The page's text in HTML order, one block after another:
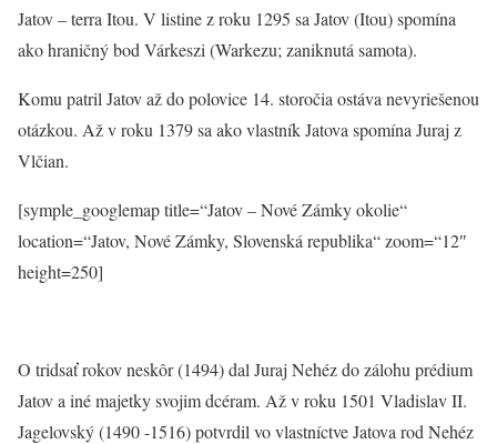
Jatov – terra Itou. V listine z roku 1295 sa Jatov (Itou) spomína
ako hraničný bod Várkeszi (Warkezu; zaniknutá samota).
Komu patril Jatov až do polovice 14. storočia ostáva nevyriešenou
otázkou. Až v roku 1379 sa ako vlastník Jatova spomína Juraj z
Vlčian.
[symple_googlemap title=“Jatov – Nové Zámky okolie“
location=“Jatov, Nové Zámky, Slovenská republika“ zoom=“12″
height=250]
O tridsať rokov neskôr (1494) dal Juraj Nehéz do zálohu prédium
Jatov a iné majetky svojim dcéram. Až v roku 1501 Vladislav II.
Jagelovský (1490 -1516) potvrdil vo vlastníctve Jatova rod Nehéz